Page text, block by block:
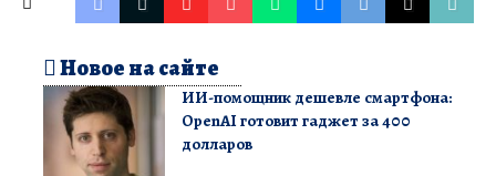
Новое на сайте
ИИ-помощник дешевле смартфона:
OpenAI готовит гаджет за 400
долларов